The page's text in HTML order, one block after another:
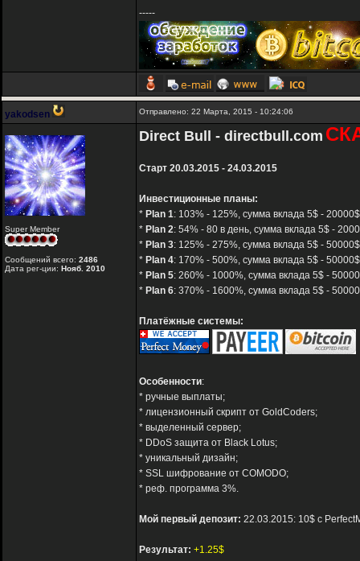
-----
yakodsen Отправлено: 22 Марта, 2015 - 10:24:06
Super Member
Сообщений всего: 2486
Дата рег-ции: Нояб. 2010
Direct Bull - directbull.com
Старт 20.03.2015 - 24.03.2015
Инвестиционные планы:
* Plan 1: 103% - 125%, сумма вклада 5$ -
* Plan 2: 54% - 80 в день, сумма вклада 5$ -
* Plan 3: 125% - 275%, сумма вклада 5$ -
* Plan 4: 170% - 500%, сумма вклада 5$ -
* Plan 5: 260% - 1000%, сумма вклада 5$ -
* Plan 6: 370% - 1600%, сумма вклада 5$ -
Платёжные системы:
Особенности:
* ручные выплаты;
* лицензионный скрипт от GoldCoders;
* выделенный сервер;
* DDoS защита от Black Lotus;
* уникальный дизайн;
* SSL шифрование от COMODO;
* реф. программа 3%.
Мой первый депозит: 22.03.2015: 10$ с
Результат: +1.25$